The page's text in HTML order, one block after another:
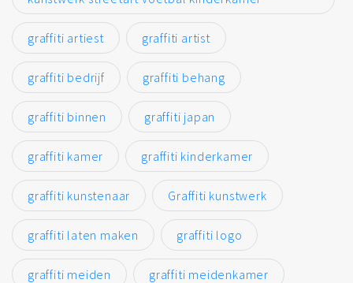
graffiti artiest graffiti artist
graffiti bedrijf graffiti behang
graffiti binnen graffiti japan
graffiti kamer graffiti kinderkamer
graffiti kunstenaar Graffiti kunstwerk
graffiti laten maken graffiti logo
graffiti meiden graffiti meidenkamer